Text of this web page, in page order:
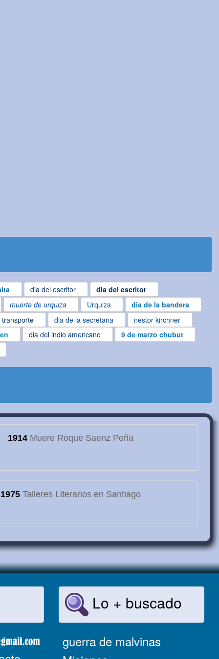
dia del escritor dia del escritor
muerte de urquiza Urquiza
dia de la bandera
transporte dia de la secretaria
nestor kirchner
dia del indio americano
9 de marzo chubut
1914Muere Roque Saenz Peña
1975Talleres Literarios en Santiago
Lo + buscado
guerra de malvinas